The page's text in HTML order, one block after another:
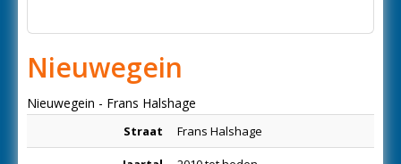
Nieuwegein
Nieuwegein - Frans Halshage
Straat Frans Halshage